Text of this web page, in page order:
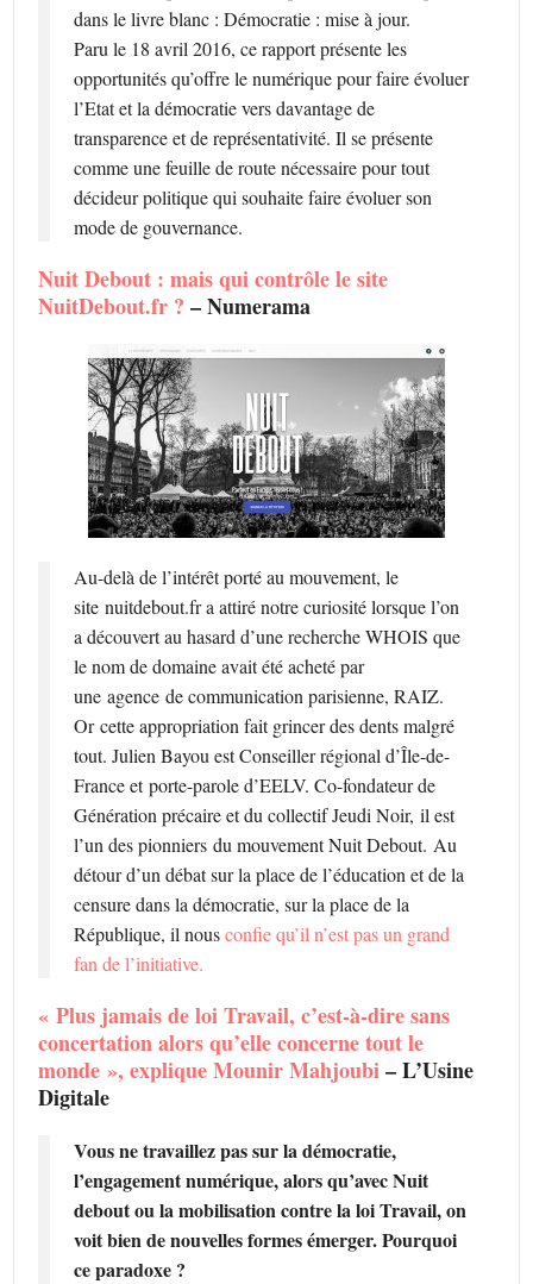
dans le livre blanc : Démocratie : mise à jour.
Paru le 18 avril 2016, ce rapport présente les
opportunités qu’offre le numérique pour faire évoluer
l’Etat et la démocratie vers davantage de
transparence et de représentativité. Il se présente
comme une feuille de route nécessaire pour tout
décideur politique qui souhaite faire évoluer son
mode de gouvernance.
Nuit Debout : mais qui contrôle le site
NuitDebout.fr ?– Numerama
Au-delà de l’intérêt porté au mouvement, le
site nuitdebout.fr a attiré notre curiosité lorsque l’on
a découvert au hasard d’une recherche WHOIS que
le nom de domaine avait été acheté par
une agence de communication parisienne, RAIZ.
Or cette appropriation fait grincer des dents malgré
tout. Julien Bayou est Conseiller régional d’Île-de-
France et porte-parole d’EELV. Co-fondateur de
Génération précaire et du collectif Jeudi Noir, il est
l’un des pionniers du mouvement Nuit Debout. Au
détour d’un débat sur la place de l’éducation et de la
censure dans la démocratie, sur la place de la
République, il nousconfie qu’il n’est pas un grand
fan de l’initiative.
« Plus jamais de loi Travail, c’est-à-dire sans
concertation alors qu’elle concerne tout le
monde », explique Mounir Mahjoubi– L’Usine
Digitale
Vous ne travaillez pas sur la démocratie,
l’engagement numérique, alors qu’avec Nuit
debout ou la mobilisation contre la loi Travail, on
voit bien de nouvelles formes émerger. Pourquoi
ce paradoxe ?